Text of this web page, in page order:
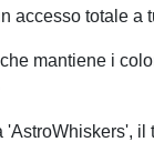
accesso totale a
mantiene i
'AstroWhiskers', il